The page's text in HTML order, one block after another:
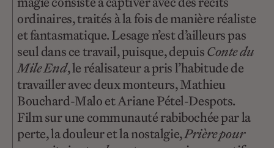
ordinaires, traités à la fois de manière réaliste
et fantasmatique. Lesage n’est d’ailleurs pas
seul dans ce travail, puisque, depuisConte du
Mile End, le réalisateur a pris l’habitude de
travailler avec deux monteurs, Mathieu
Bouchard-Malo et Ariane Pétel-Despots.
Film sur une communauté rabibochée par la
perte, la douleur et la nostalgie,Prière pour